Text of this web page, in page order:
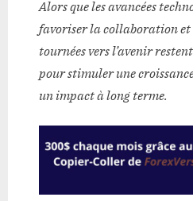
Alors que les avancées
favoriser la collaboration et
tournées vers l’avenir
pour stimuler une
un impact à long terme.